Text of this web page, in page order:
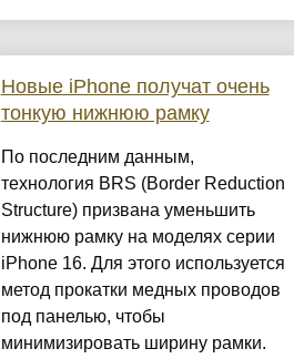
Новые iPhone получат очень
тонкую нижнюю рамку
По последним данным,
технология BRS (Border Reduction
Structure) призвана уменьшить
нижнюю рамку на моделях серии
iPhone 16. Для этого используется
метод прокатки медных проводов
под панелью, чтобы
минимизировать ширину рамки.